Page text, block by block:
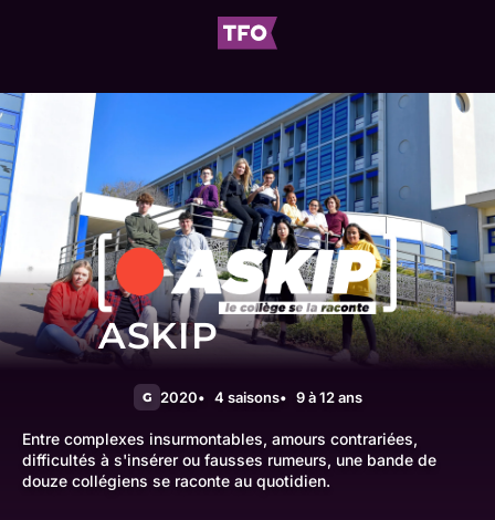
ASKIP
G 2020 4 saisons 9 à 12 ans
Entre complexes insurmontables, amours contrariées,
difficultés à s'insérer ou fausses rumeurs, une bande de
douze collégiens se raconte au quotidien.